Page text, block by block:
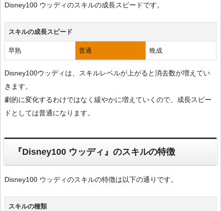
Disney100 ウッディのスキルの成長スピードです。
スキルの成長スピード
早熟 普通 晩成
Disney100ウッディは、スキルレベルが上がると消去数が増えてい
きます。
劇的に変化するわけではなく緩やかに増えていくので、成長スピー
ドとしては普通になります。
『Disney100 ウッディ』のスキルの特徴
Disney100 ウッディのスキルの特徴は以下の通りです。
スキルの種類